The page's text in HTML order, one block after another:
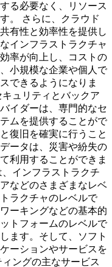
る必要なく、リソース
。 さらに、クラウド
有性と効率性を提供し
インフラストラクチャ
率が向上し、コストの
小規模な企業や個人で
できるようになりま
ュリティとバックア
イダーは、専門的なセ
ムを提供することがで
復旧を確実に行うこと
ータは、災害や紛失の
利用することができま
インフラストラクチ
などのさまざまなレベ
ラクチャのレベルで
ーキングなどの基本的
トフォームのレベルで
ます。そして、ソフト
ーションやサービスを
ングの主なサービス